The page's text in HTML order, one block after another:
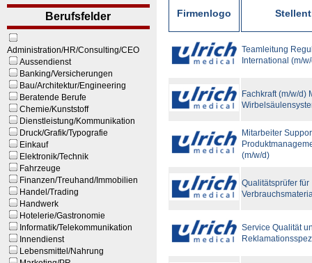
Berufsfelder
Administration/HR/Consulting/CEO
Aussendienst
Banking/Versicherungen
Bau/Architektur/Engineering
Beratende Berufe
Chemie/Kunststoff
Dienstleistung/Kommunikation
Druck/Grafik/Typografie
Einkauf
Elektronik/Technik
Fahrzeuge
Finanzen/Treuhand/Immobilien
Handel/Trading
Handwerk
Hotelerie/Gastronomie
Informatik/Telekommunikation
Innendienst
Lebensmittel/Nahrung
Firmenlogo
Teamleitung
International (m/
Fachkraft (m/w/d)
Mitarbeiter
(m/w/d)
Qualitätsprüfer für
Service Qualität